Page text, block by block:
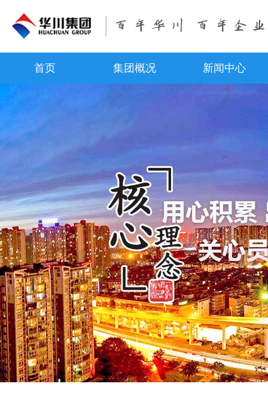
首页 集团概况 新闻中心